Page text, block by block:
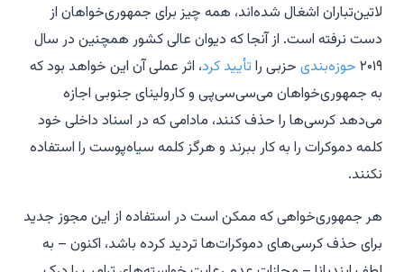
لاتین‌تباران اشغال شده‌اند، همه چیز برای جمهوری‌خواهان از
دست نرفته است. از آنجا که دیوان عالی کشور همچنین در سال
۲۰۱۹ حوزه‌بندی حزبی را تأیید کرد، اثر عملی آن این خواهد بود که
به جمهوری‌خواهان می‌سی‌سی‌پی و کارولینای جنوبی اجازه
می‌دهد کرسی‌ها را حذف کنند، مادامی که در اسناد داخلی خود
کلمه دموکرات را به کار ببرند و هرگز کلمه سیاه‌پوست را استفاده
نکنند.
هر جمهوری‌خواهی که ممکن است در استفاده از این مجوز جدید
برای حذف کرسی‌های دموکرات‌ها تردید کرده باشد، اکنون – به